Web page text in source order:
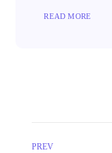
READ MORE
PREV